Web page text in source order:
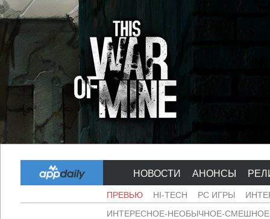
НОВОСТИ АНОНСЫ
ПРЕВЬЮ HI-TECH PC ИГРЫ
ИНТЕРЕСНОЕ-НЕОБЫЧНОЕ-